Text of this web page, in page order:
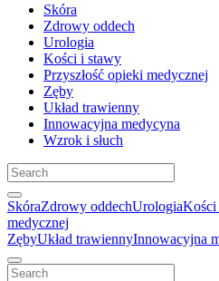
Skóra
Zdrowy oddech
Urologia
Kości i stawy
Przyszłość opieki medycznej
Zęby
Układ trawienny
Innowacyjna medycyna
Wzrok i słuch
SkóraZdrowy oddechUrologiaKości
medycznej
ZębyUkład trawiennyInnowacyjna